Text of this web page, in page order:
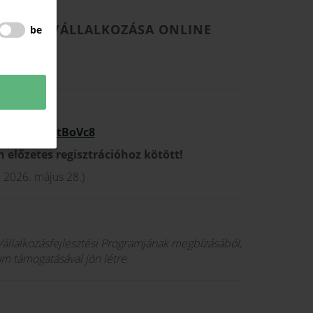
be VÁLLALKOZÁSA ONLINE
LAP
előzetes regisztrációhoz kötött!
május 28.)
Programjának megbízásából,
támogatásával jön létre.